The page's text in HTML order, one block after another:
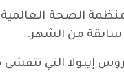
سابقة من الشهر.
إيبولا التي تتفشى